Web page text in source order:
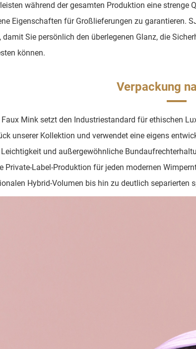
während der gesamten Produktion eine strenge
Eigenschaften für Großlieferungen zu garantieren.
damit Sie persönlich den überlegenen Glanz, die
können.
Verpackung
Faux Mink setzt den Industriestandard für ethischen
unserer Kollektion und verwendet eine eigens
Leichtigkeit und außergewöhnliche
Private-Label-Produktion für jeden modernen
Hybrid-Volumen bis hin zu deutlich separierten